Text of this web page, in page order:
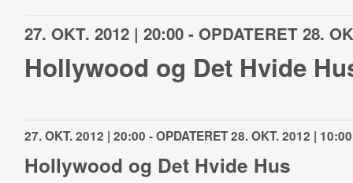
27. OKT. 2012 | 20:00 - OPDATERET 28.
Hollywood og Det Hvide
27. OKT. 2012 | 20:00 - OPDATERET 28. OKT. 2012 | 10:00
Hollywood og Det Hvide Hus